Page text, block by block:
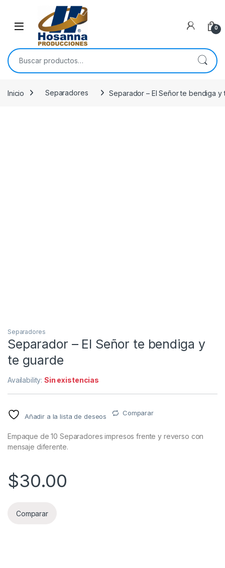
Skip to navigation
0
Buscar por:
Inicio Separadores Separador – El Señor te bendiga y
Separadores
Separador – El Señor te bendiga y
te guarde
Availability:Sin existencias
Añadir a la lista de deseos Comparar
Empaque de 10 Separadores impresos frente y reverso con
mensaje diferente.
$30.00
Comparar